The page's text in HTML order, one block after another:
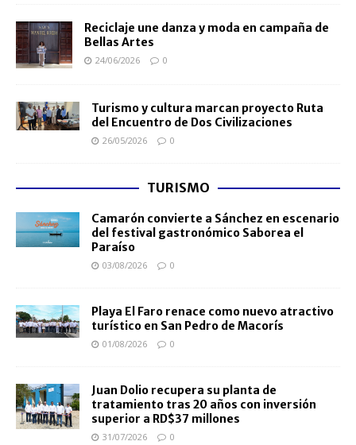
Reciclaje une danza y moda en campaña de
Bellas Artes
24/06/2026 0
Turismo y cultura marcan proyecto Ruta
del Encuentro de Dos Civilizaciones
26/05/2026 0
TURISMO
Camarón convierte a Sánchez en escenario
del festival gastronómico Saborea el
Paraíso
03/08/2026 0
Playa El Faro renace como nuevo atractivo
turístico en San Pedro de Macorís
01/08/2026 0
Juan Dolio recupera su planta de
tratamiento tras 20 años con inversión
superior a RD$37 millones
31/07/2026 0